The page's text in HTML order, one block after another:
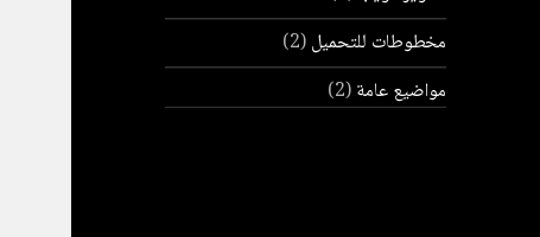
مخطوطات للتحميل(2)
مواضيع عامة(2)